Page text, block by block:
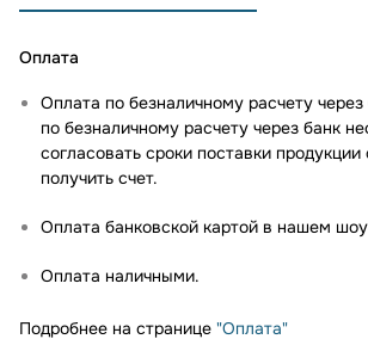
Оплата
Оплата по безналичному расчету
по безналичному расчету через банк
согласовать сроки поставки
получить счет.
Оплата банковской картой в нашем
Оплата наличными.
Подробнее на странице "Оплата"